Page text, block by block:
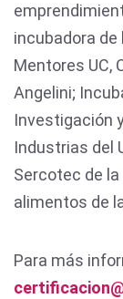
incubadora de
Mentores UC,
Angelini;
Investigación
Industrias del
Sercotec de la
alimentos de
Para más